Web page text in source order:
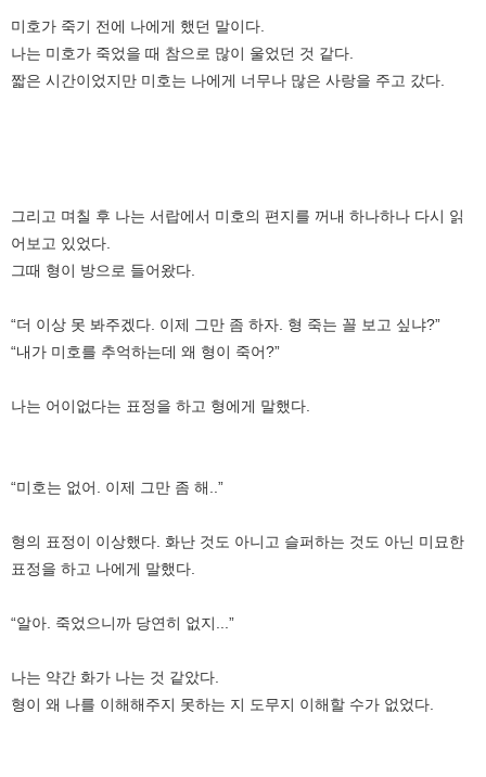
미호가 죽기 전에 나에게 했던 말이다.
나는 미호가 죽었을 때 참으로 많이 울었던 것 같다.
짧은 시간이었지만 미호는 나에게 너무나 많은 사랑을 주고 갔다.
그리고 며칠 후 나는 서랍에서 미호의 편지를 꺼내 하나하나 다시 읽
어보고 있었다.
그때 형이 방으로 들어왔다.
“더 이상 못 봐주겠다. 이제 그만 좀 하자. 형 죽는 꼴 보고 싶냐?”
“내가 미호를 추억하는데 왜 형이 죽어?”
나는 어이없다는 표정을 하고 형에게 말했다.
“미호는 없어. 이제 그만 좀 해..”
형의 표정이 이상했다. 화난 것도 아니고 슬퍼하는 것도 아닌 미묘한
표정을 하고 나에게 말했다.
“알아. 죽었으니까 당연히 없지...”
나는 약간 화가 나는 것 같았다.
형이 왜 나를 이해해주지 못하는 지 도무지 이해할 수가 없었다.